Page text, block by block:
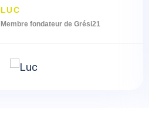
LUC
Membre fondateur de Grési21